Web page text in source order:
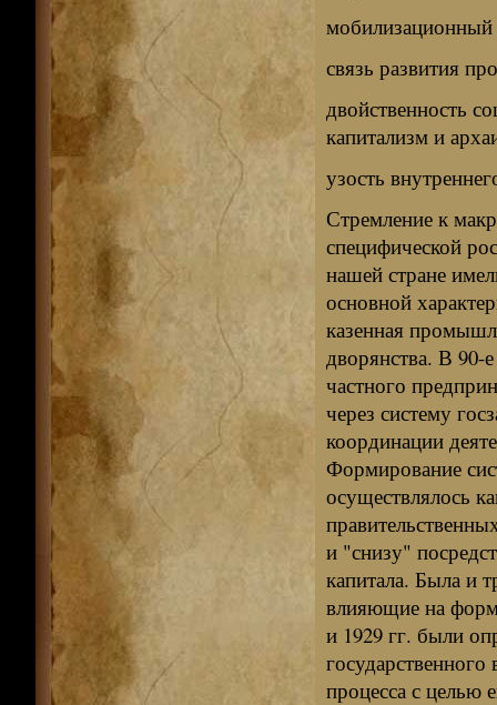
мобилизационный
связь развития
двойственность
капитализм и
узость
Стремление к
специфической
нашей стране
основной
казенная
дворянства. В 90-
частного
через систему
координации
Формирование
осуществлялось
и "снизу"
капитала. Была и
влияющие на
и 1929 гг. были
государственного
процесса с целью